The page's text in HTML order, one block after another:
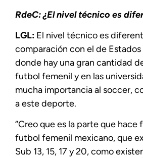
RdeC: ¿El nivel técnico es
LGL: El nivel técnico es
comparación con el de Estados
donde hay una gran cantidad
futbol femenil y en las
mucha importancia al soccer,
a este deporte.
“Creo que es la parte que hace
futbol femenil mexicano, que
Sub 13, 15, 17 y 20, como